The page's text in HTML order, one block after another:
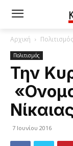
Αρχική Πολιτισμός
Πολιτισμός
Την
7 Ιουνίου 2016